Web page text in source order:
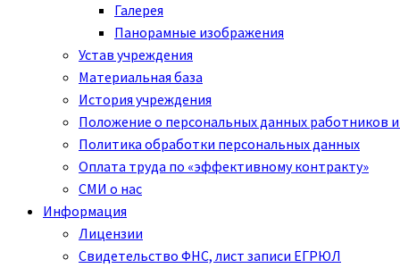
Галерея
Панорамные изображения
Устав учреждения
Материальная база
История учреждения
Положение о персональных данных работников
Политика обработки персональных данных
Оплата труда по «эффективному контракту»
СМИ о нас
Информация
Лицензии
Свидетельство ФНС, лист записи ЕГРЮЛ